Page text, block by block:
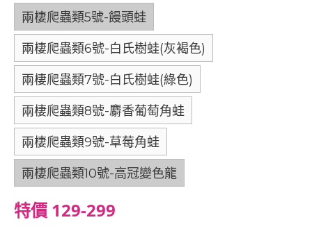
兩棲爬蟲類5號-饅頭蛙
兩棲爬蟲類6號-白氏樹蛙(灰褐色)
兩棲爬蟲類7號-白氏樹蛙(綠色)
兩棲爬蟲類8號-麝香葡萄角蛙
兩棲爬蟲類9號-草莓角蛙
兩棲爬蟲類10號-高冠變色龍
特價 129-299